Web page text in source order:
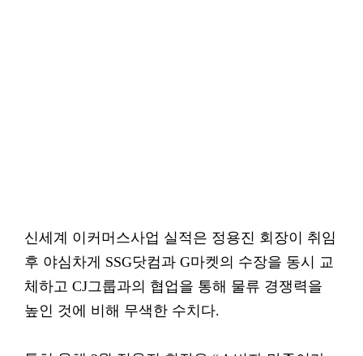
신세계 이커머스사업 실적은 정용진 회장이 취임
후 야심차게 SSG닷컴과 G마켓의 수장을 동시 교
체하고 CJ그룹과의 협업을 통해 물류 경쟁력을
높인 것에 비해 무색한 수치다.